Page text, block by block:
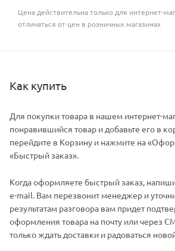
Цена действительна только для интернет-
отличаться от цен в розничных магазинах
Как купить
Для покупки товара в нашем интернет-
понравившийся товар и добавьте его в
перейдите в Корзину и нажмите на
«Быстрый заказ».
Когда оформляете быстрый заказ,
e-mail. Вам перезвонит менеджер и
результатам разговора вам придет
оформления товара на почту или через
только ждать доставки и радоваться